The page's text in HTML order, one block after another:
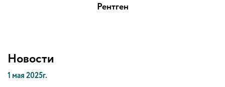
Рентген
Новости
1 мая 2025г.